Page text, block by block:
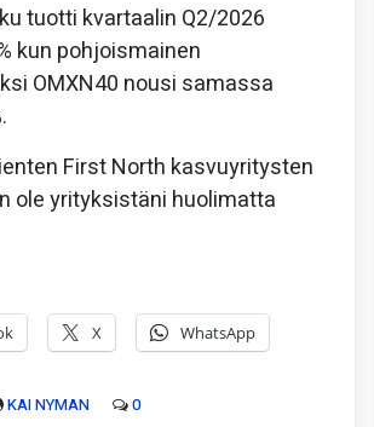
tuotti kvartaalin Q2/2026
kun pohjoismainen
OMXN40 nousi samassa
First North kasvuyritysten
ole yrityksistäni huolimatta
X WhatsApp
KAI NYMAN 0